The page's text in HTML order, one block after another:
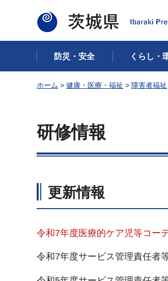
茨城県
防災・安全 くらし・
ホーム > 健康・医療・福祉 > 障害者福祉
研修情報
更新情報
令和7年度医療的ケア児等コー
令和7年度サービス管理責任者